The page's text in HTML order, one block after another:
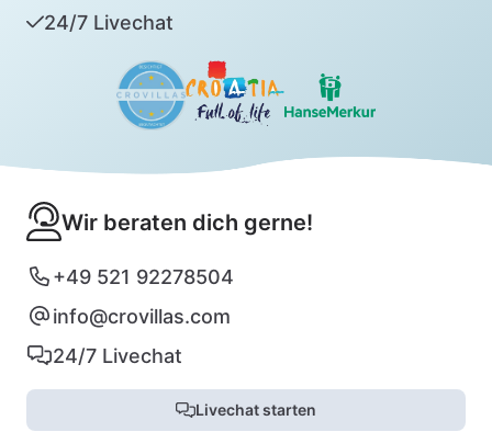
24/7 Livechat
Wir beraten dich gerne!
+49 521 92278504
info@crovillas.com
24/7 Livechat
Livechat starten